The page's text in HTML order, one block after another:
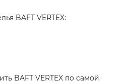
BAFT VERTEX:
BAFT VERTEX по самой